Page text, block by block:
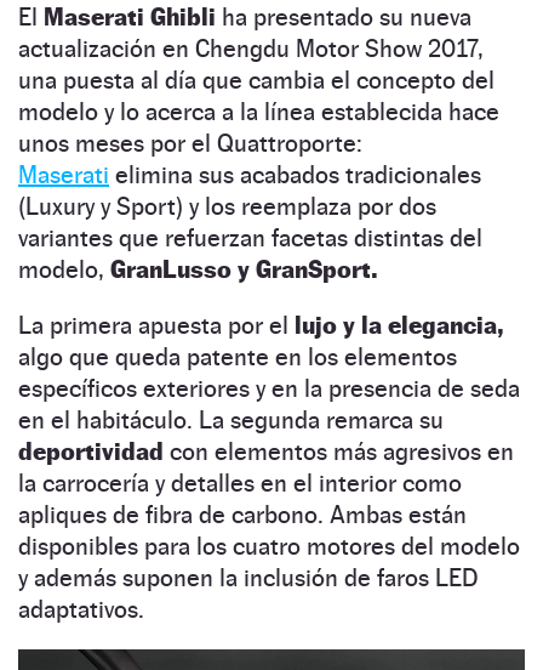
El Maserati Ghibli ha presentado su nueva
actualización en Chengdu Motor Show 2017,
una puesta al día que cambia el concepto del
modelo y lo acerca a la línea establecida hace
unos meses por el Quattroporte:
Maserati elimina sus acabados tradicionales
(Luxury y Sport) y los reemplaza por dos
variantes que refuerzan facetas distintas del
modelo, GranLusso y GranSport.
La primera apuesta por el lujo y la elegancia,
algo que queda patente en los elementos
específicos exteriores y en la presencia de seda
en el habitáculo. La segunda remarca su
deportividad con elementos más agresivos en
la carrocería y detalles en el interior como
apliques de fibra de carbono. Ambas están
disponibles para los cuatro motores del modelo
y además suponen la inclusión de faros LED
adaptativos.